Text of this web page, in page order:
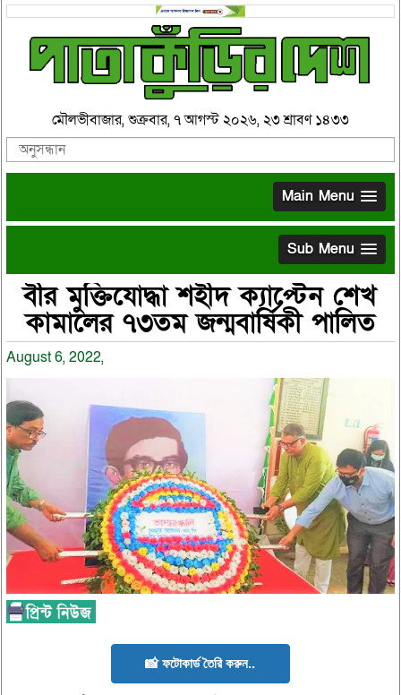
মৌলভীবাজার, শুক্রবার, ৭ আগস্ট ২০২৬, ২৩ শ্রাবণ ১৪৩৩
Main Menu
Sub Menu
বীর মুক্তিযোদ্ধা শহীদ ক্যাপ্টেন শেখ
কামালের ৭৩তম জন্মবার্ষিকী পালিত
August 6, 2022,
📸 ফটোকার্ড তৈরি করুন..